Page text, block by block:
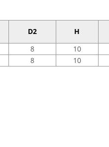
D2 H
8 10
8 10